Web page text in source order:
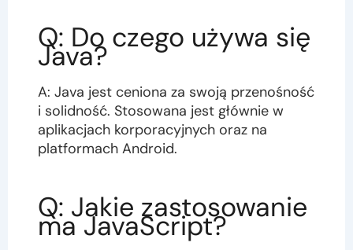
Q: Do czego używa się
Java?
A: Java jest ceniona za swoją przenośność
i solidność. Stosowana jest głównie w
aplikacjach korporacyjnych oraz na
platformach Android.
Q: Jakie zastosowanie
ma JavaScript?